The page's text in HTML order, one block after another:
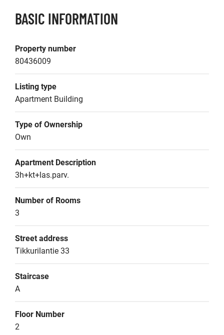
BASIC INFORMATION
Property number
80436009
Listing type
Apartment Building
Type of Ownership
Own
Apartment Description
3h+kt+las.parv.
Number of Rooms
3
Street address
Tikkurilantie 33
Staircase
A
Floor Number
2